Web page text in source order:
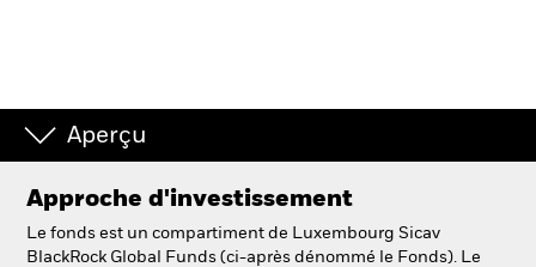
BlackRock
Aperçu
Approche d'investissement
Le fonds est un compartiment de Luxembourg Sicav
BlackRock Global Funds (ci-après dénommé le Fonds). Le